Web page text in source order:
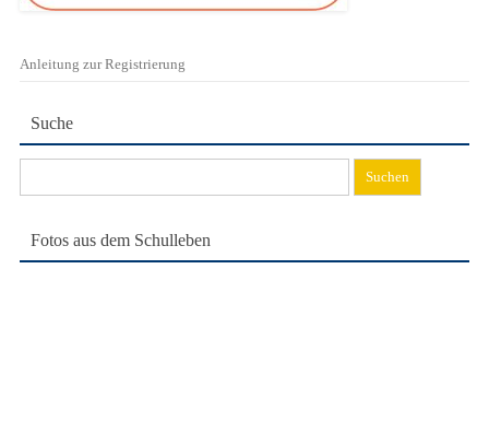
Anleitung zur Registrierung
Suche
nach:
Fotos aus dem Schulleben